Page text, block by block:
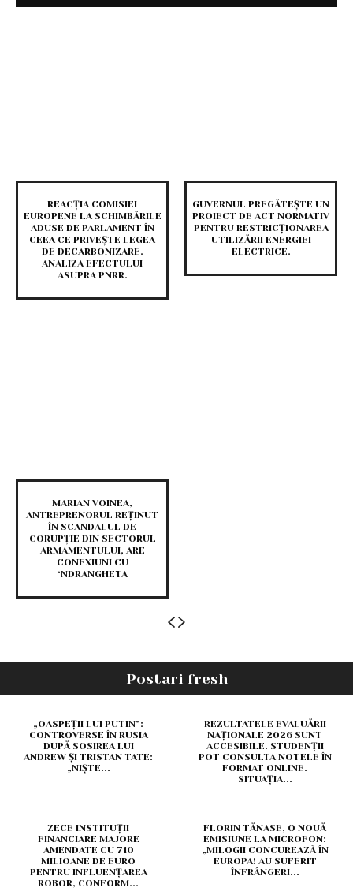
REACȚIA COMISIEI
EUROPENE LA SCHIMBĂRILE
ADUSE DE PARLAMENT ÎN
CEEA CE PRIVEȘTE LEGEA
DE DECARBONIZARE.
ANALIZA EFECTULUI
ASUPRA PNRR.
GUVERNUL PREGĂTEȘTE UN
PROIECT DE ACT NORMATIV
PENTRU RESTRICȚIONAREA
UTILIZĂRII ENERGIEI
ELECTRICE.
MARIAN VOINEA,
ANTREPRENORUL REȚINUT
ÎN SCANDALUL DE
CORUPȚIE DIN SECTORUL
ARMAMENTULUI, ARE
CONEXIUNI CU
‘NDRANGHETA
Postari fresh
„OASPEȚII LUI PUTIN”:
CONTROVERSE ÎN RUSIA
DUPĂ SOSIREA LUI
ANDREW ȘI TRISTAN TATE:
„NIȘTE...
REZULTATELE EVALUĂRII
NAȚIONALE 2026 SUNT
ACCESIBILE. STUDENȚII
POT CONSULTA NOTELE ÎN
FORMAT ONLINE.
SITUAȚIA...
ZECE INSTITUȚII
FINANCIARE MAJORE
AMENDATE CU 710
MILIOANE DE EURO
PENTRU INFLUENȚAREA
ROBOR, CONFORM...
FLORIN TĂNASE, O NOUĂ
EMISIUNE LA MICROFON:
„MILOGII CONCUREAZĂ ÎN
EUROPA! AU SUFERIT
ÎNFRÂNGERI...